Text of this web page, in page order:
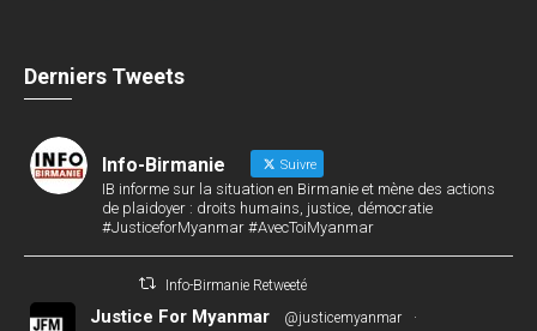
Derniers Tweets
Info-Birmanie Suivre
IB informe sur la situation en Birmanie et mène des actions
de plaidoyer : droits humains, justice, démocratie
#JusticeforMyanmar #AvecToiMyanmar
Info-Birmanie Retweeté
Justice For Myanmar @justicemyanmar
·